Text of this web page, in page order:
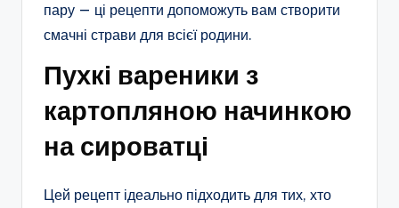
пару — ці рецепти допоможуть вам створити
смачні страви для всієї родини.
Пухкі вареники з
картопляною начинкою
на сироватці
Цей рецепт ідеально підходить для тих, хто